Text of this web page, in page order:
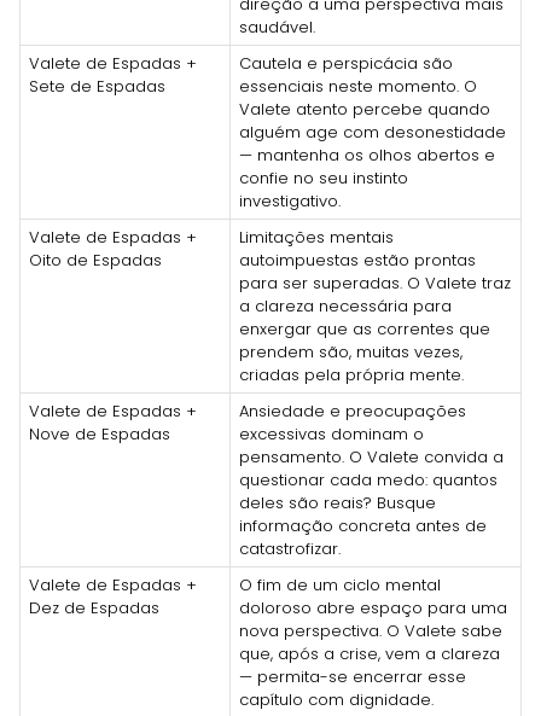
saudável.
Valete de Espadas +
Sete de Espadas
Cautela e perspicácia são
essenciais neste momento. O
Valete atento percebe quando
alguém age com desonestidade
— mantenha os olhos abertos e
confie no seu instinto
investigativo.
Valete de Espadas +
Oito de Espadas
Limitações mentais
autoimpuestas estão prontas
para ser superadas. O Valete traz
a clareza necessária para
enxergar que as correntes que
prendem são, muitas vezes,
criadas pela própria mente.
Valete de Espadas +
Nove de Espadas
Ansiedade e preocupações
excessivas dominam o
pensamento. O Valete convida a
questionar cada medo: quantos
deles são reais? Busque
informação concreta antes de
catastrofizar.
Valete de Espadas +
Dez de Espadas
O fim de um ciclo mental
doloroso abre espaço para uma
nova perspectiva. O Valete sabe
que, após a crise, vem a clareza
— permita-se encerrar esse
capítulo com dignidade.